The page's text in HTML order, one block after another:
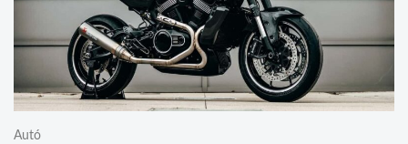
Autó